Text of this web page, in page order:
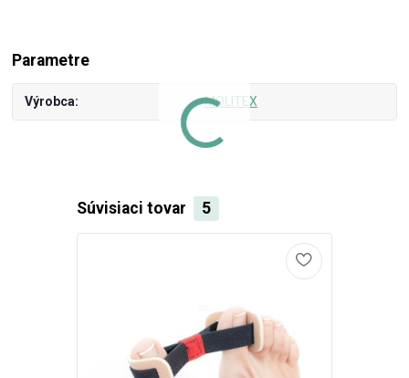
Parametre
Výrobca MOLITEX
Súvisiaci tovar 5